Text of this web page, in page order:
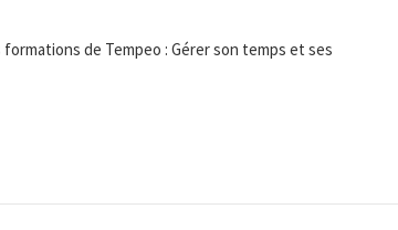
de Tempeo : Gérer son temps et ses